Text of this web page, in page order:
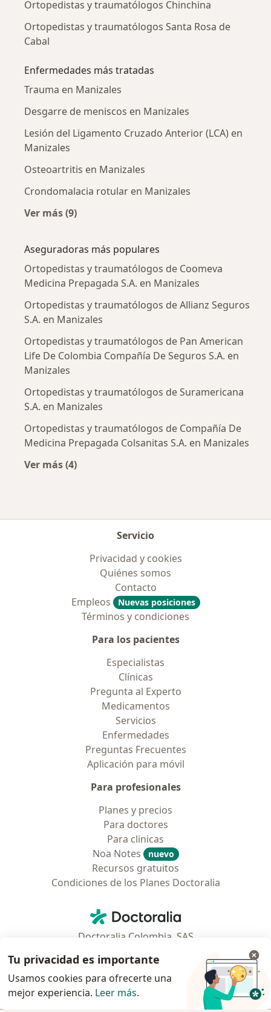
Ortopedistas y traumatólogos Chinchina
Ortopedistas y traumatólogos Santa Rosa de
Cabal
Enfermedades más tratadas
Trauma en Manizales
Desgarre de meniscos en Manizales
Lesión del Ligamento Cruzado Anterior (LCA) en
Manizales
Osteoartritis en Manizales
Crondomalacia rotular en Manizales
Ver más (9)
Aseguradoras más populares
Ortopedistas y traumatólogos de Coomeva
Medicina Prepagada S.A. en Manizales
Ortopedistas y traumatólogos de Allianz Seguros
S.A. en Manizales
Ortopedistas y traumatólogos de Pan American
Life De Colombia Compañía De Seguros S.A. en
Manizales
Ortopedistas y traumatólogos de Suramericana
S.A. en Manizales
Ortopedistas y traumatólogos de Compañía De
Medicina Prepagada Colsanitas S.A. en Manizales
Ver más (4)
Servicio
Privacidad y cookies
Quiénes somos
Contacto
Empleos
Nuevas posiciones
Términos y condiciones
Para los pacientes
Especialistas
Clínicas
Pregunta al Experto
Medicamentos
Servicios
Enfermedades
Preguntas Frecuentes
Aplicación para móvil
Para profesionales
Planes y precios
Para doctores
Para clinicas
Noa Notes
nuevo
Recursos gratuitos
Condiciones de los Planes Doctoralia
Doctoralia - Página de inicio
Doctoralia Colombia, SAS
Municipio: Bogotá D.C., Colombia
Tu privacidad es importante
Usamos cookies para ofrecerte una
mejor experiencia. Leer más.